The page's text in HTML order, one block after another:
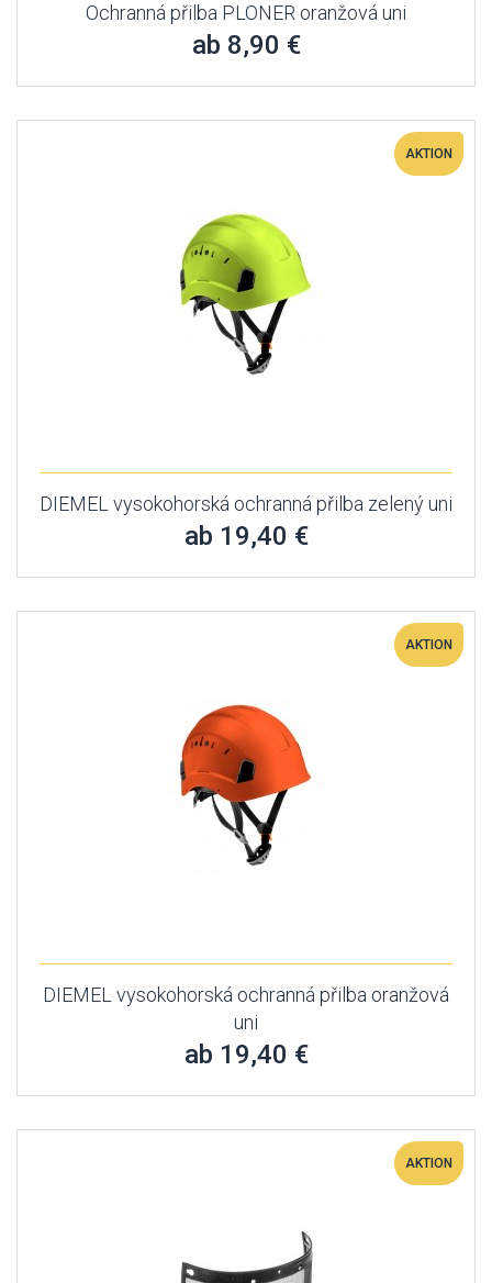
Ochranná přilba PLONER oranžová uni
ab 8,90 €
AKTION
DIEMEL vysokohorská ochranná přilba zelený uni
ab 19,40 €
AKTION
DIEMEL vysokohorská ochranná přilba oranžová
uni
ab 19,40 €
AKTION